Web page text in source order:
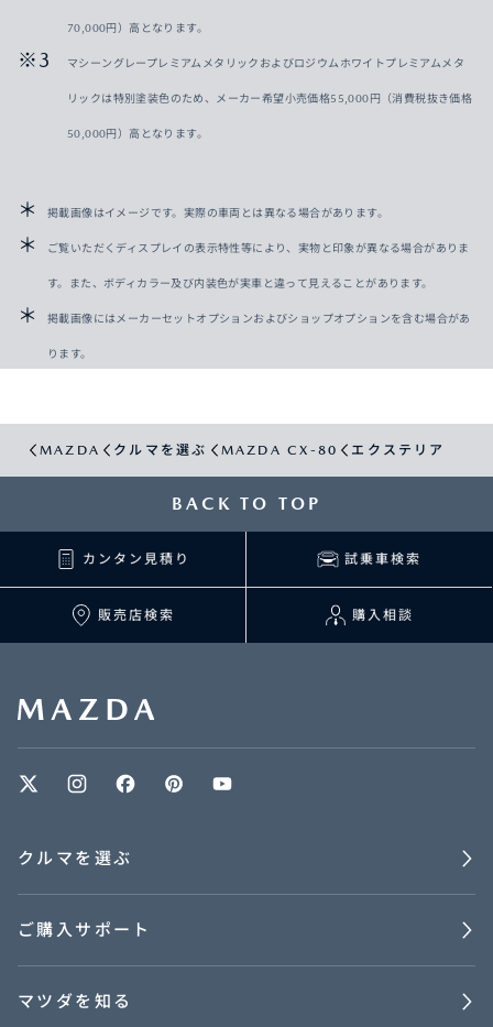
70,000円）高となります。
マシーングレープレミアムメタリックおよびロジウムホワイトプレミアムメタ
リックは特別塗装色のため、メーカー希望小売価格55,000円（消費税抜き価格
50,000円）高となります。
掲載画像はイメージです。実際の車両とは異なる場合があります。
ご覧いただくディスプレイの表示特性等により、実物と印象が異なる場合がありま
す。また、ボディカラー及び内装色が実車と違って見えることがあります。
掲載画像にはメーカーセットオプションおよびショップオプションを含む場合があ
ります。
MAZDA クルマを選ぶ MAZDA CX-80 エクステリア
BACK TO TOP
カンタン見積り 試乗車検索
販売店検索 購入相談
クルマを選ぶ
ご購入サポート
マツダを知る